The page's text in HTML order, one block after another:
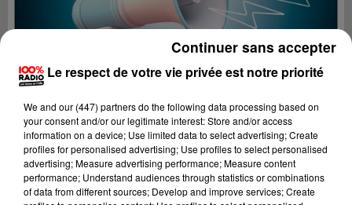
Le respect de votre vie privée est notre priorité
We and our (447) partnersdo the following data processing based on
your consent and/or our legitimate interest: Store and/or access
information on a device; Use limited data to select advertising; Create
profiles for personalised advertising; Use profiles to select personalised
advertising; Measure advertising performance; Measure content
performance; Understand audiences through statistics or combinations
of data from different sources; Develop and improve services; Create
Continuer sans accepter